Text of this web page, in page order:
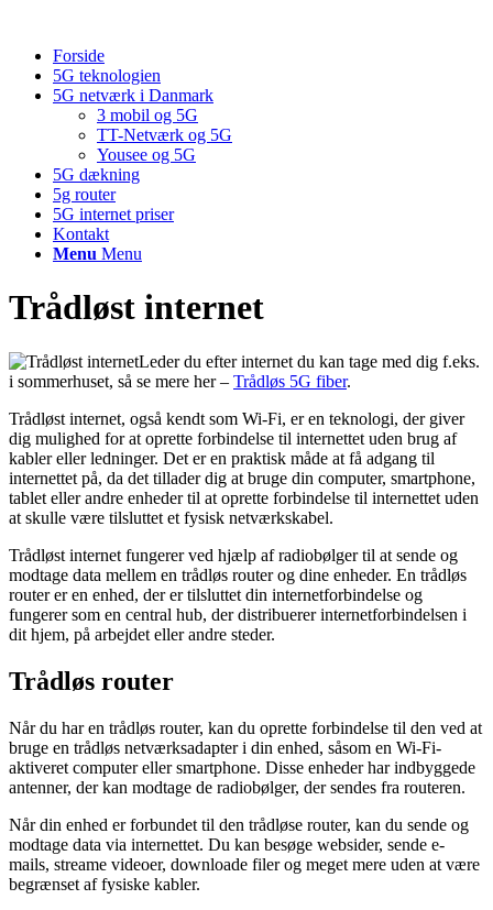
Forside
5G teknologien
5G netværk i Danmark
3 mobil og 5G
TT-Netværk og 5G
Yousee og 5G
5G dækning
5g router
5G internet priser
Kontakt
Menu Menu
Trådløst internet
Leder du efter internet du kan tage med dig f.eks.
i sommerhuset, så se mere her – Trådløs 5G fiber.
Trådløst internet, også kendt som Wi-Fi, er en teknologi, der giver
dig mulighed for at oprette forbindelse til internettet uden brug af
kabler eller ledninger. Det er en praktisk måde at få adgang til
internettet på, da det tillader dig at bruge din computer, smartphone,
tablet eller andre enheder til at oprette forbindelse til internettet uden
at skulle være tilsluttet et fysisk netværkskabel.
Trådløst internet fungerer ved hjælp af radiobølger til at sende og
modtage data mellem en trådløs router og dine enheder. En trådløs
router er en enhed, der er tilsluttet din internetforbindelse og
fungerer som en central hub, der distribuerer internetforbindelsen i
dit hjem, på arbejdet eller andre steder.
Trådløs router
Når du har en trådløs router, kan du oprette forbindelse til den ved at
bruge en trådløs netværksadapter i din enhed, såsom en Wi-Fi-
aktiveret computer eller smartphone. Disse enheder har indbyggede
antenner, der kan modtage de radiobølger, der sendes fra routeren.
Når din enhed er forbundet til den trådløse router, kan du sende og
modtage data via internettet. Du kan besøge websider, sende e-
mails, streame videoer, downloade filer og meget mere uden at være
begrænset af fysiske kabler.